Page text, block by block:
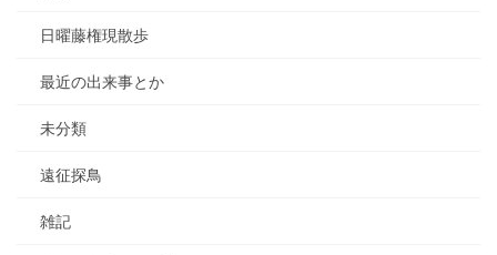
日曜藤権現散歩
最近の出来事とか
未分類
遠征探鳥
雑記